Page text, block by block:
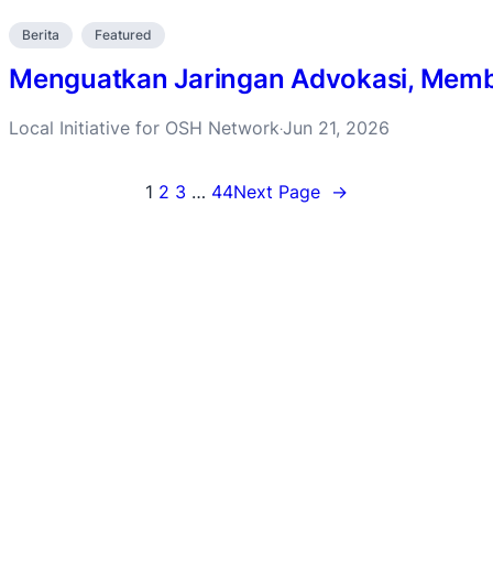
Berita Featured
Menguatkan Jaringan Advokasi,
Local Initiative for OSH Network·Jun 21, 2026
1 2 3 … 44Next Page →